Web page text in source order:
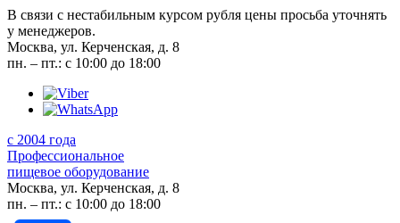
В связи с нестабильным курсом рубля цены просьба уточнять
у менеджеров.
Москва, ул. Керченская, д. 8
пн. – пт.: с 10:00 до 18:00
с 2004 года
Профессиональное
пищевое оборудование
Москва, ул. Керченская, д. 8
пн. – пт.: с 10:00 до 18:00